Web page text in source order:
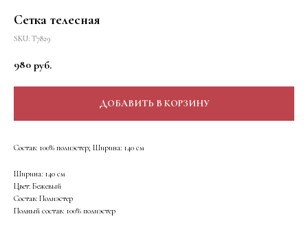
Сетка телесная
SKU: Т7829
980 руб.
ДОБАВИТЬ В КОРЗИНУ
Состав: 100% полиэстер; Ширина: 140 см
Ширина: 140 см
Цвет: Бежевый
Состав: Полиэстер
Полный состав: 100% полиэстер